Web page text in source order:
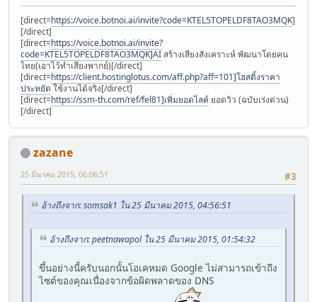
[direct=https://voice.botnoi.ai/invite?code=KTEL5TOPELDF8TAO3MQK]
[/direct]
[direct=https://voice.botnoi.ai/invite?
code=KTEL5TOPELDF8TAO3MQK]AI สร้างเสียงสังเคราะห์ พัฒนาโดยคน
ไทย(เอาไว้ทำเสียงพากย์)[/direct]
[direct=https://client.hostinglotus.com/aff.php?aff=101]โฮสติ้งราคา
ประหยัด ใช้งานได้จริง[/direct]
[direct=https://ssm-th.com/ref/fel81]เพิ่มยอดไลค์ ยอดวิว (ฉบับเร่งด่วน)
[/direct]
zazane
#3
25 มีนาคม 2015, 06:06:51
อ้างถึงจาก: somsak1 ใน 25 มีนาคม 2015, 04:56:51
อ้างถึงจาก: peetnawapol ใน 25 มีนาคม 2015, 01:54:32
ขึ้นอย่างนี้ครับนอกนั้นโอเคหมด Google ไม่สามารถเข้าถึง
ไซต์ของคุณเนื่องจากข้อผิดพลาดของ DNS